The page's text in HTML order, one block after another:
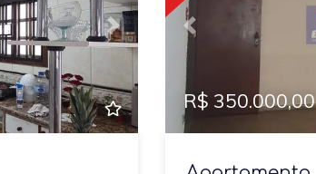
Next Previous
R$ 350.000,00